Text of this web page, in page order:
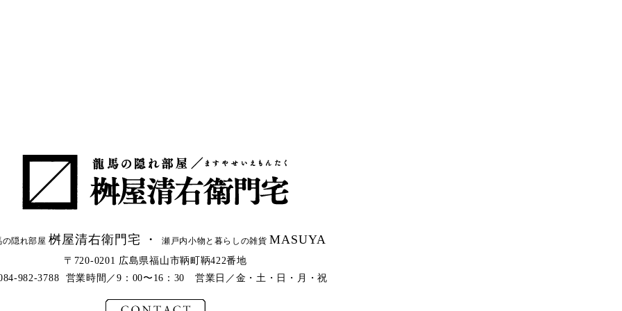
の隠れ部屋桝屋清右衛門宅 ・瀬戸内小物と暮らしの雑貨MASUYA
〒720-0201 広島県福山市鞆町鞆422番地
982-3788 営業時間／9：00〜16：30 営業日／金・土・日・月・祝